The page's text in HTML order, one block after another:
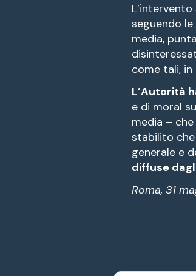
seguendo
media,
come tali,
L’Autorità
e di moral
media –
stabilito
generale e
diffuse
Roma, 31